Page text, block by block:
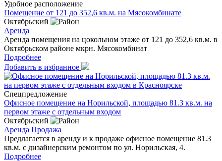
Удобное расположение
Помещение от 121 до 352,6 кв.м. на Мясокомбинате
Октябрьский
Аренда
Аренда помещения на цокольном этаже от 121 до 352,6 кв.м. в
Октябрьском районе мкрн. Мясокомбинат
Подробнее
Добавить в избранное
Спецпредложение
Офисное помещение на Норильской, площадью 81.3 кв.м. на
первом этаже с отдельным входом
Октябрьский
Аренда Продажа
Предлагается в аренду и к продаже офисное помещение 81.3
кв.м. с дизайнерским ремонтом по ул. Норильская, 4.
Подробнее